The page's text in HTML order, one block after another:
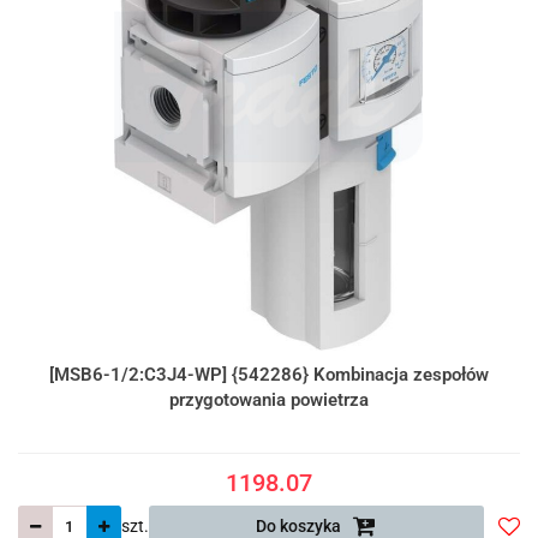
[MSB6-1/2:C3J4-WP] {542286} Kombinacja zespołów
przygotowania powietrza
1198.07
szt. Do koszyka